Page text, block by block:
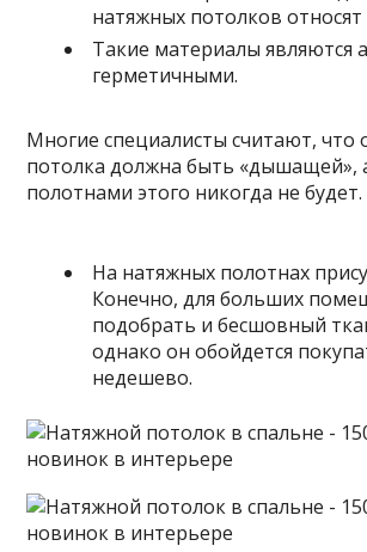
натяжных потолков относят
Такие материалы являются
герметичными.
Многие специалисты считают, что
потолка должна быть «дышащей»,
полотнами этого никогда не будет.
На натяжных полотнах
Конечно, для больших
подобрать и бесшовный
однако он обойдется
недешево.